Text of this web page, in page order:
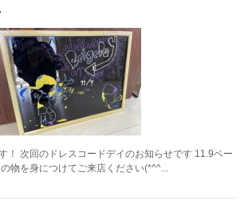
！ 次回のドレスコードデイのお知らせです 11.9ベー
物を身につけてご来店ください(*^^...